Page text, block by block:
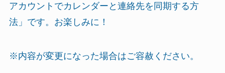
アカウントでカレンダーと連絡先を同期する方
法」です。お楽しみに！
※内容が変更になった場合はご容赦ください。